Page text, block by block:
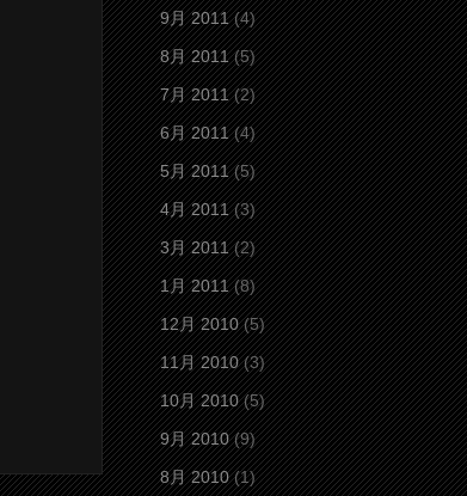
9月 2011(4)
8月 2011(5)
7月 2011(2)
6月 2011(4)
5月 2011(5)
4月 2011(3)
3月 2011(2)
1月 2011(8)
12月 2010(5)
11月 2010(3)
10月 2010(5)
9月 2010(9)
8月 2010(1)